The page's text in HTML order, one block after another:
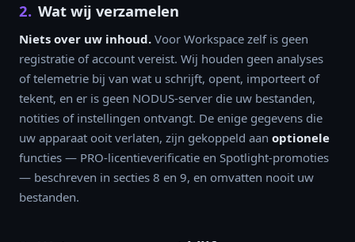
2. Wat wij verzamelen
Niets over uw inhoud. Voor Workspace zelf is geen
registratie of account vereist. Wij houden geen analyses
of telemetrie bij van wat u schrijft, opent, importeert of
tekent, en er is geen NODUS-server die uw bestanden,
notities of instellingen ontvangt. De enige gegevens die
uw apparaat ooit verlaten, zijn gekoppeld aan optionele
functies — PRO-licentieverificatie en Spotlight-promoties
— beschreven in secties 8 en 9, en omvatten nooit uw
bestanden.